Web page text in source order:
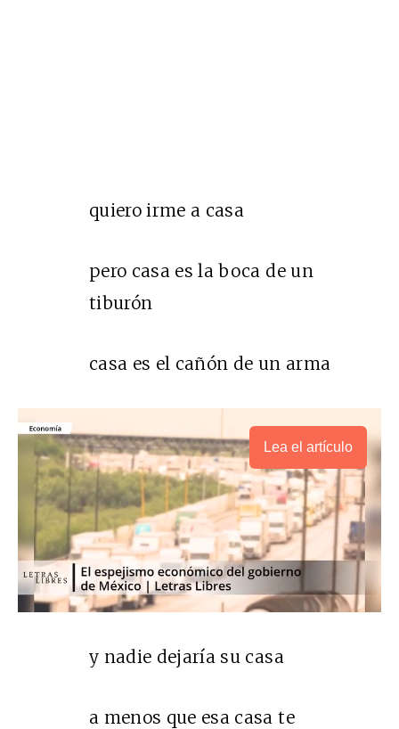
quiero irme a casa
pero casa es la boca de un
tiburón
casa es el cañón de un arma
Lea el artículo
y nadie dejaría su casa
a menos que esa casa te